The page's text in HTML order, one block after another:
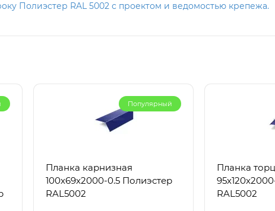
Полиэстер RAL 5002 с проектом и ведомостью крепежа.
Популярный
Планка карнизная
100х69х2000-0.5 Полиэстер
RAL5002
Планка
RAL5002